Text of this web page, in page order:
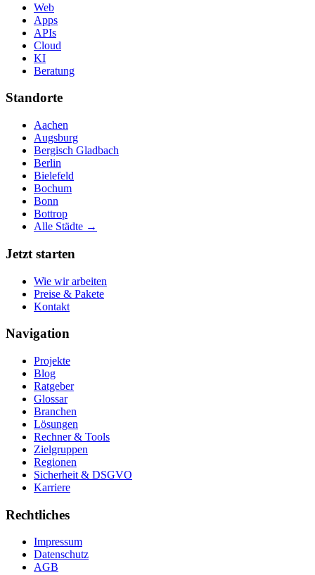
Web
Apps
APIs
Cloud
KI
Beratung
Standorte
Aachen
Augsburg
Bergisch Gladbach
Berlin
Bielefeld
Bochum
Bonn
Bottrop
Alle Städte →
Jetzt starten
Wie wir arbeiten
Preise & Pakete
Kontakt
Navigation
Projekte
Blog
Ratgeber
Glossar
Branchen
Lösungen
Rechner & Tools
Zielgruppen
Regionen
Sicherheit & DSGVO
Karriere
Rechtliches
Impressum
Datenschutz
AGB